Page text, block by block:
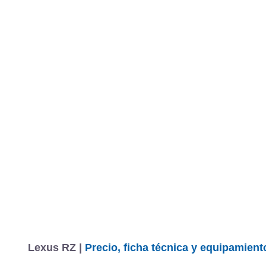
Lexus RZ | Precio, ficha técnica y